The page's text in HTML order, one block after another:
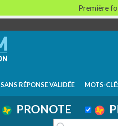
SANS RÉPONSE VALIDÉE MOTS-
PRONOTE
Première